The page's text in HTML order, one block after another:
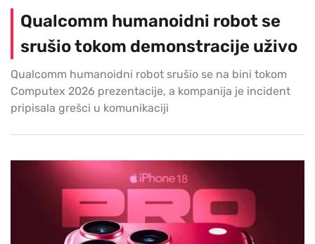
Qualcomm humanoidni robot se
srušio tokom demonstracije uživo
Qualcomm humanoidni robot srušio se na bini tokom
Computex 2026 prezentacije, a kompanija je incident
pripisala grešci u komunikaciji